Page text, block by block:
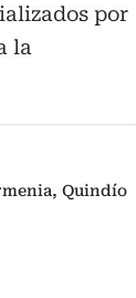
por
la
Quindío